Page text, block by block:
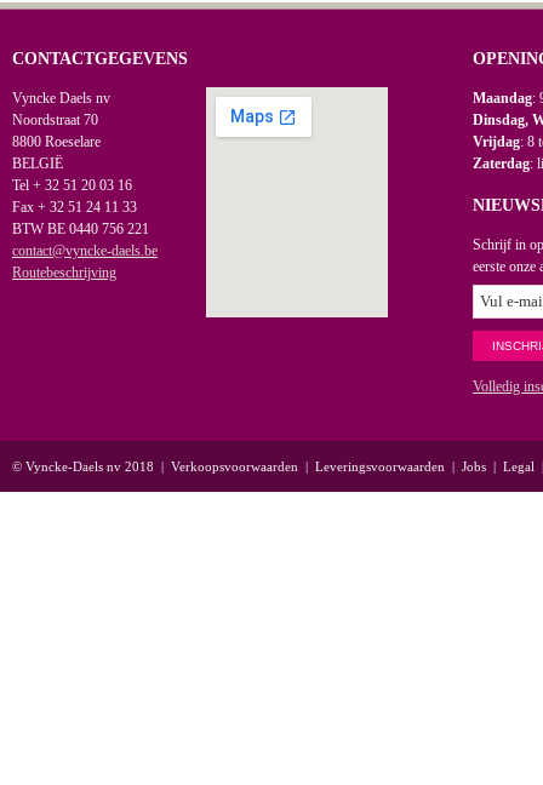
CONTACTGEGEVENS
Vyncke Daels nv
Noordstraat 70
8800 Roeselare
BELGIË
Tel + 32 51 20 03 16
Fax + 32 51 24 11 33
BTW BE 0440 756 221
contact@vyncke-daels.be
Routebeschrijving
Maandag:
Dinsdag,
Vrijdag: 8
Zaterdag:
Schrijf in
eerste onze
Volledig
© Vyncke-Daels nv 2018 | Verkoopsvoorwaarden | Leveringsvoorwaarden | Jobs | Legal